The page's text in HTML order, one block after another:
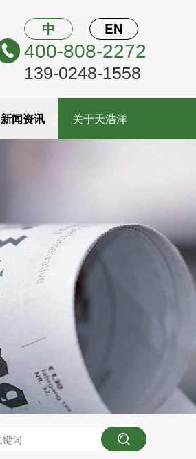
中 EN
400-808-2272
139-0248-1558
新闻资讯 关于天浩洋